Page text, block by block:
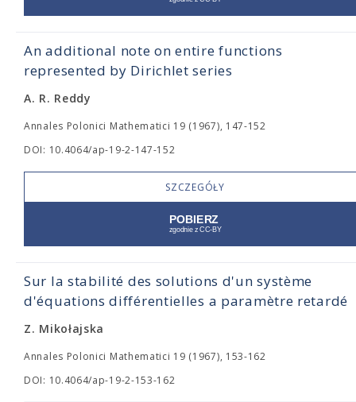
An additional note on entire functions
represented by Dirichlet series
A. R. Reddy
Annales Polonici Mathematici 19 (1967), 147-152
DOI: 10.4064/ap-19-2-147-152
SZCZEGÓŁY
Sur la stabilité des solutions d'un système
d'équations différentielles a paramètre retardé
Z. Mikołajska
Annales Polonici Mathematici 19 (1967), 153-162
DOI: 10.4064/ap-19-2-153-162